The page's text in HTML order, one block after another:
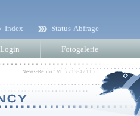
Index Status-Abfrage
Fotogalerie